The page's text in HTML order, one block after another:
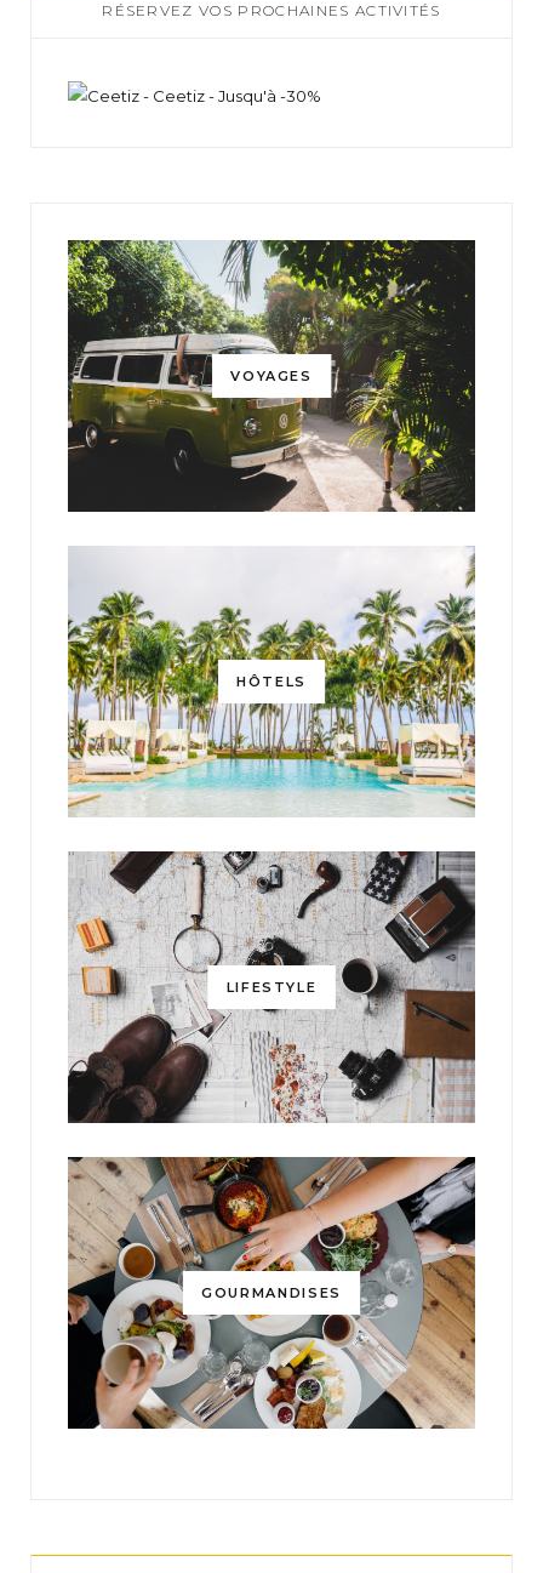
RÉSERVEZ VOS PROCHAINES ACTIVITÉS
VOYAGES
HÔTELS
LIFESTYLE
GOURMANDISES